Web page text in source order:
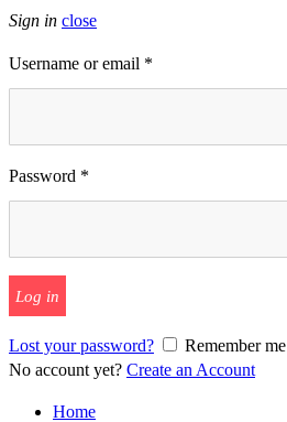
Sign in close
Username or email *
Password *
Log in
Lost your password?
Remember me
No account yet? Create an Account
Home